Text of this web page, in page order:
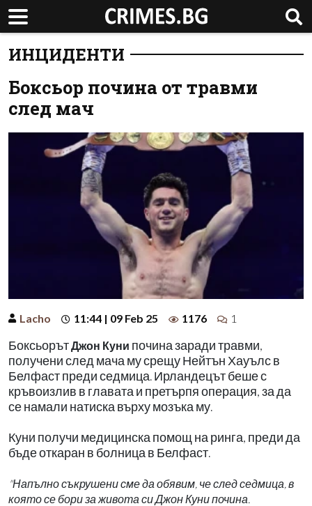
ИНЦИДЕНТИ
Боксьор почина от травми
след мач
Lacho 11:44 | 09 Feb 25 1176 1
Боксьорът Джон Куни почина заради травми,
получени след мача му срещу Нейтън Хауълс в
Белфаст преди седмица. Ирландецът беше с
кръвоизлив в главата и претърпя операция, за да
се намали натиска върху мозъка му.
Куни получи медицинска помощ на ринга, преди да
бъде откаран в болница в Белфаст.
"Напълно съкрушени сме да обявим, че след седмица, в
която се бори за живота си Джон Куни почина.